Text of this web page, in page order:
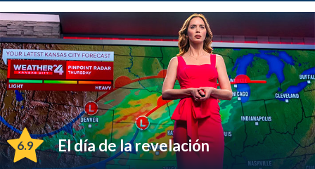
6.9 El día de la revelación